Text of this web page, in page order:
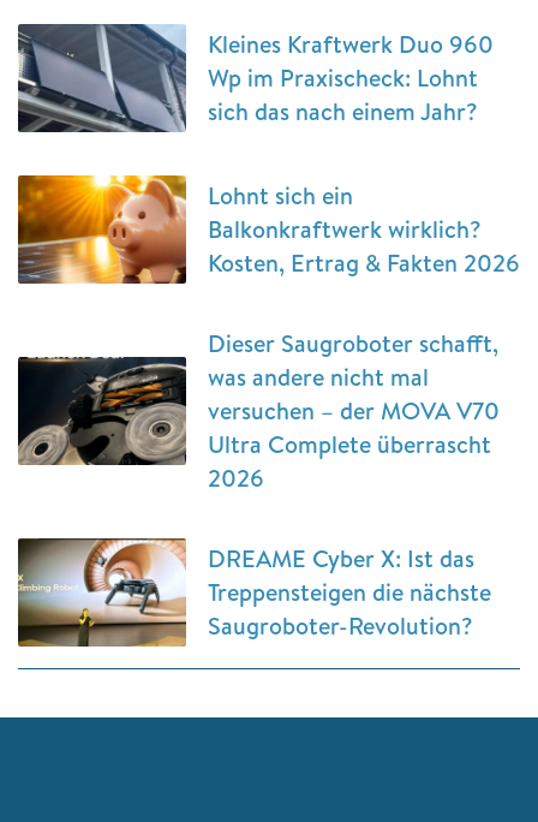
Kleines Kraftwerk Duo 960
Wp im Praxischeck: Lohnt
sich das nach einem Jahr?
Lohnt sich ein
Balkonkraftwerk wirklich?
Kosten, Ertrag & Fakten 2026
Dieser Saugroboter schafft,
was andere nicht mal
versuchen – der MOVA V70
Ultra Complete überrascht
2026
DREAME Cyber X: Ist das
Treppensteigen die nächste
Saugroboter-Revolution?